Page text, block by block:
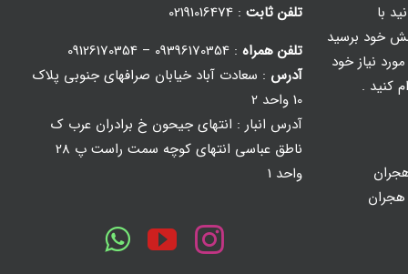
با
خود برسید
نیاز خود
کنید .
تلفن ثابت : 02191016474
تلفن همراه : 09396170354 – 09126170354
آدرس : سعادت آباد خیابان صرافهای جنوبی پلاک
10 واحد 2
آدرس انبار : انتهای جیحون خ برادران عرب ک
ناطق عباسی انتهای کوچه سمت راست پ 28
واحد 1